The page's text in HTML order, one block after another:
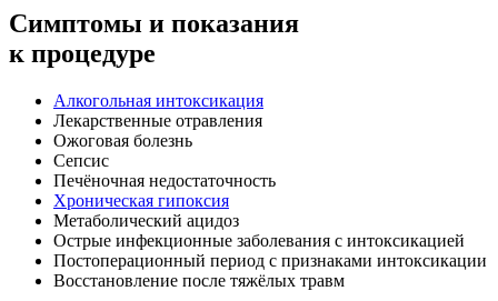
Симптомы и показания
к процедуре
Алкогольная интоксикация
Лекарственные отравления
Ожоговая болезнь
Сепсис
Печёночная недостаточность
Хроническая гипоксия
Метаболический ацидоз
Острые инфекционные заболевания с интоксикацией
Постоперационный период с признаками интоксикации
Восстановление после тяжёлых травм